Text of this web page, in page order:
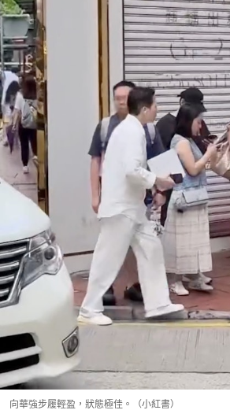
向華強步履輕盈，狀態極佳。（小紅書）